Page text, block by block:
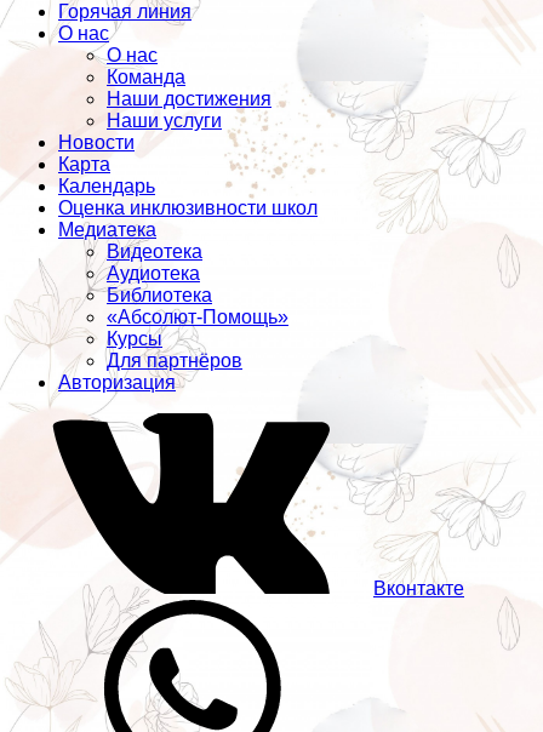
Горячая линия
О нас
О нас
Команда
Наши достижения
Наши услуги
Новости
Карта
Календарь
Оценка инклюзивности школ
Медиатека
Видеотека
Аудиотека
Библиотека
«Абсолют-Помощь»
Курсы
Для партнёров
Авторизация
Вконтакте